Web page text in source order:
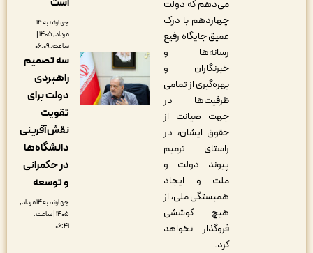
می‌دهم که دولت
چهاردهم با درک
عمیق جایگاه رفیع
رسانه‌ها و
خبرنگاران و
بهره‌گیری از تمامی
ظرفیت‌ها در
جهت صیانت از
حقوق ایشان، در
راستای ترمیم
پیوند دولت و
ملت و ایجاد
همبستگی ملی، از
هیچ کوششی
فروگذار نخواهد
چهارشنبه ۱۴
مرداد, ۱۴۰۵ |
سه تصمیم
راهبردی
دولت برای
نقش‌آفرینی
دانشگاه‌ها
در حکمرانی
و توسعه
چهارشنبه ۱۴ مرداد,
۱۴۰۵ | ساعت: